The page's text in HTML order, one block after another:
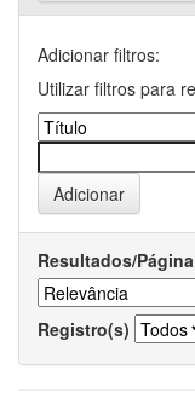
Adicionar filtros:
Utilizar filtros para
Resultados/Página
Registro(s)